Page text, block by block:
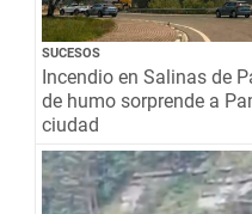
SUCESOS
Incendio en Salinas de
de humo sorprende a
ciudad